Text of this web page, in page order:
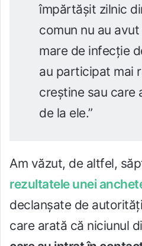
împărtăşit zilnic
comun nu au
mare de infecţie
au participat mai
creştine sau care
de la ele.”
Am văzut, de altfel,
rezultatele unei
declanşate de
care arată că niciunul